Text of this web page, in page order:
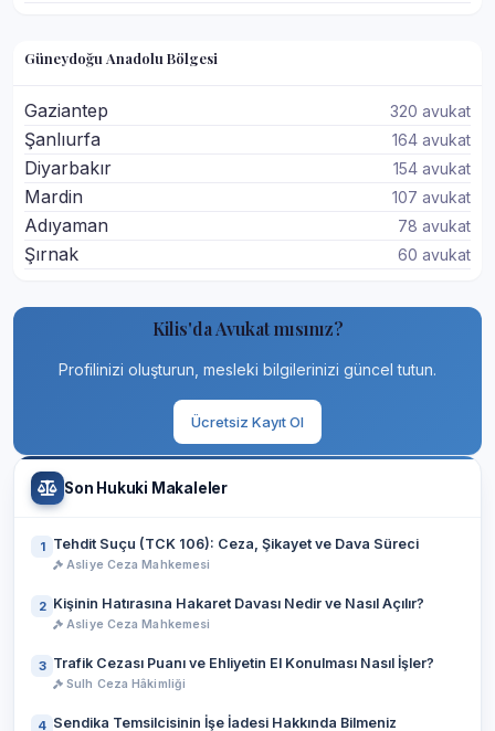
Güneydoğu Anadolu Bölgesi
Gaziantep 320 avukat
Şanlıurfa 164 avukat
Diyarbakır 154 avukat
Mardin 107 avukat
Adıyaman 78 avukat
Şırnak 60 avukat
Kilis'da Avukat mısınız?
Profilinizi oluşturun, mesleki bilgilerinizi güncel tutun.
Ücretsiz Kayıt Ol
Son Hukuki Makaleler
1 Tehdit Suçu (TCK 106): Ceza, Şikayet ve Dava Süreci
Asliye Ceza Mahkemesi
2 Kişinin Hatırasına Hakaret Davası Nedir ve Nasıl Açılır?
Asliye Ceza Mahkemesi
3 Trafik Cezası Puanı ve Ehliyetin El Konulması Nasıl İşler?
Sulh Ceza Hâkimliği
4 Sendika Temsilcisinin İşe İadesi Hakkında Bilmeniz